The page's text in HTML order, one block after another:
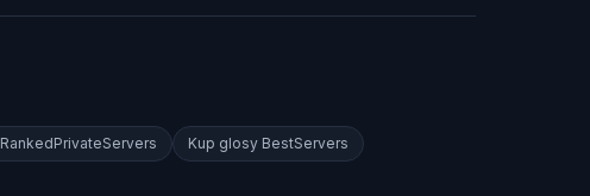
RankedPrivateServers Kup glosy BestServers